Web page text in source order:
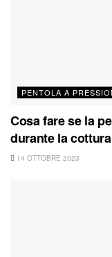
PENTOLA A
Cosa fare se la
durante la
14 OTTOBRE 2023